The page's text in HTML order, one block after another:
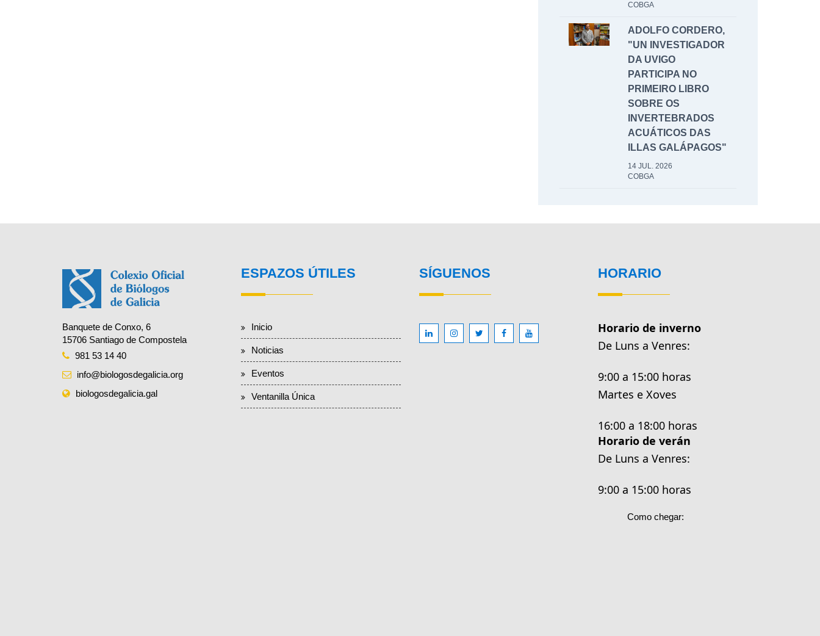
COBGA
ADOLFO CORDERO,
"UN INVESTIGADOR
DA UVIGO
PARTICIPA NO
PRIMEIRO LIBRO
SOBRE OS
INVERTEBRADOS
ACUÁTICOS DAS
ILLAS GALÁPAGOS"
14 JUL. 2026
COBGA
Banquete de Conxo, 6
15706 Santiago de Compostela
981 53 14 40
info@biologosdegalicia.org
biologosdegalicia.gal
ESPAZOS ÚTILES
Inicio
Noticias
Eventos
Ventanilla Única
SÍGUENOS HORARIO
Horario de inverno
De Luns a Venres:
9:00 a 15:00 horas
Martes e Xoves
16:00 a 18:00 horas
Horario de verán
De Luns a Venres:
9:00 a 15:00 horas
Como chegar: